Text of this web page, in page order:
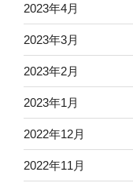
2023年4月
2023年3月
2023年2月
2023年1月
2022年12月
2022年11月